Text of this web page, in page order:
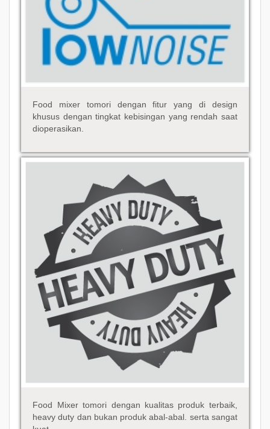
Food mixer tomori dengan fitur yang di design
khusus dengan tingkat kebisingan yang rendah saat
dioperasikan.
Food Mixer tomori dengan kualitas produk terbaik,
heavy duty dan bukan produk abal-abal. serta sangat